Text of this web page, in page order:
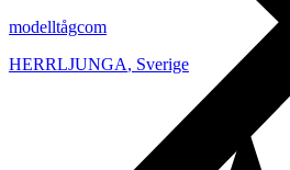
modelltågcom
HERRLJUNGA, Sverige